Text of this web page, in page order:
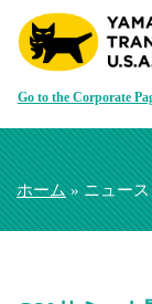
Go to the Corporate
ホーム» ニュース